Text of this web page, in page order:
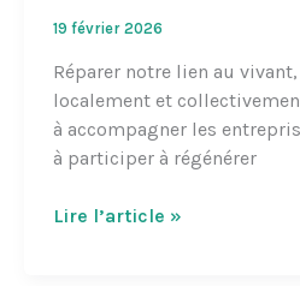
19 février 2026
Réparer notre lien au
localement et
à accompagner les
à participer à régénérer
Rehab
Lire l’article »